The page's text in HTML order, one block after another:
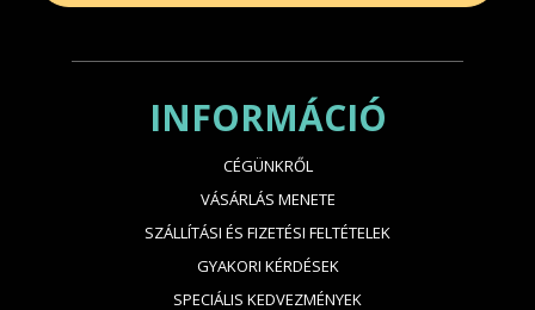
INFORMÁCIÓ
CÉGÜNKRŐL
VÁSÁRLÁS MENETE
SZÁLLÍTÁSI ÉS FIZETÉSI FELTÉTELEK
GYAKORI KÉRDÉSEK
SPECIÁLIS KEDVEZMÉNYEK